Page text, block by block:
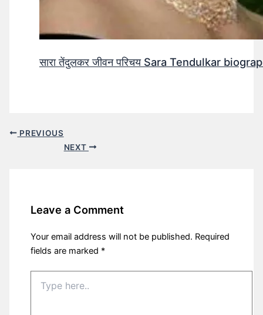
सारा तेंदुलकर जीवन परिचय Sara Tendulkar
PREVIOUS
NEXT
Leave a Comment
Your email address will not be published. Required
fields are marked *
here..